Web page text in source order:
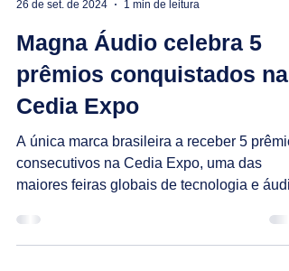
Editor
26 de set. de 2024
1 min de leitura
Magna Áudio celebra 5
prêmios conquistados na
Cedia Expo
A única marca brasileira a receber 5
consecutivos na Cedia Expo, uma das